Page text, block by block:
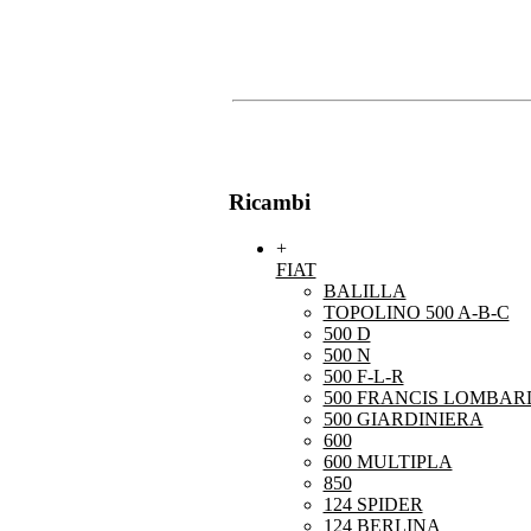
Ricambi
+
FIAT
BALILLA
TOPOLINO 500 A-B-C
500 D
500 N
500 F-L-R
500 FRANCIS
500 GIARDINIERA
600
600 MULTIPLA
850
124 SPIDER
124 BERLINA